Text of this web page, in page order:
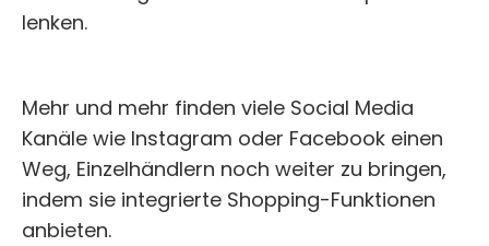
lenken.
Mehr und mehr finden viele Social Media
Kanäle wie Instagram oder Facebook einen
Weg, Einzelhändlern noch weiter zu bringen,
indem sie integrierte Shopping-Funktionen
anbieten.